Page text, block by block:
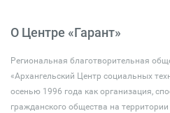
О Центре «Гарант»
Региональная благотворительная
«Архангельский Центр социальных
осенью 1996 года как организация,
гражданского общества на